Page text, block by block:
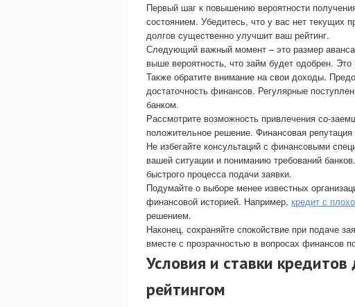
Первый шаг к повышению вероятности
состоянием. Убедитесь, что у вас нет
долгов существенно улучшит ваш рейтинг.
Следующий важный момент – это размер
выше вероятность, что займ будет одобрен.
Также обратите внимание на свои доходы.
достаточность финансов. Регулярные
банком.
Рассмотрите возможность привлечения со-
положительное решение. Финансовая
Не избегайте консультаций с финансовыми
вашей ситуации и пониманию требований
быстрого процесса подачи заявки.
Подумайте о выборе менее известных
финансовой историей. Например, кредит с
решением.
Наконец, сохраняйте спокойствие при подаче
вместе с прозрачностью в вопросах финансов
Условия и ставки
рейтингом